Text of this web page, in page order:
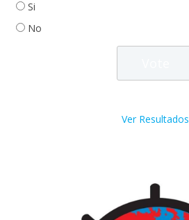
Si
No
Ver Resultados